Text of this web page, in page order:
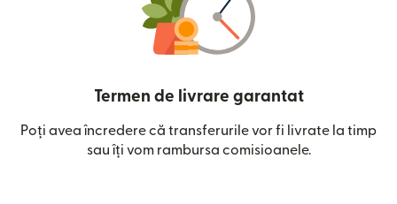
Termen de livrare garantat
Poți avea încredere că transferurile vor fi livrate la timp
sau îți vom rambursa comisioanele.